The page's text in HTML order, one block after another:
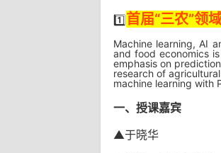
1️⃣首届“三农”领
Machine learning, AI
and food economics
emphasis on
research of
machine learning with
一、授课嘉宾
▲于晓华